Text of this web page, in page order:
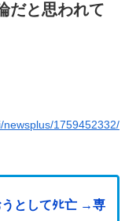
だと思われて
1759452332/
うとしてﾀﾋ亡 →専